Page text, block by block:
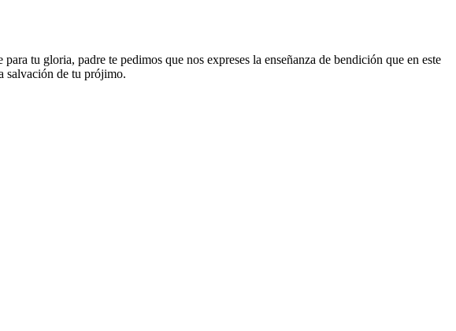
tu gloria, padre te pedimos que nos expreses la enseñanza de bendición que en este
salvación de tu prójimo.